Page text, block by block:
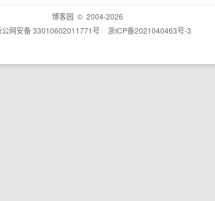
博客园 © 2004-2026
公网安备 33010602011771号
浙ICP备2021040463号-3